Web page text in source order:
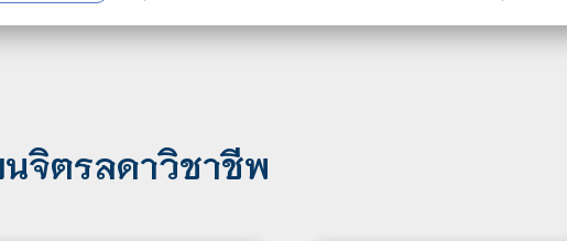
นจิตรลดาวิชาชีพ